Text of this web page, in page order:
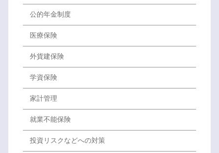
公的年金制度
医療保険
外貨建保険
学資保険
家計管理
就業不能保険
投資リスクなどへの対策